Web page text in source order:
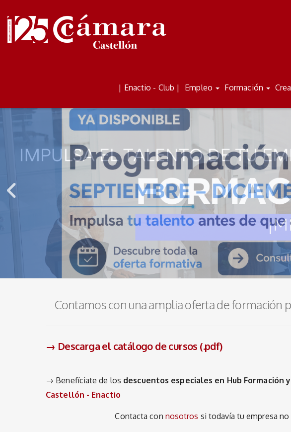
| Enactio - Club | Empleo Formación
Contamos con una amplia oferta de formación
→ Descarga el catálogo de cursos (.pdf)
→ Benefíciate de los descuentos especiales en Hub Formación
Castellón - Enactio
Contacta con nosotros si todavía tu empresa